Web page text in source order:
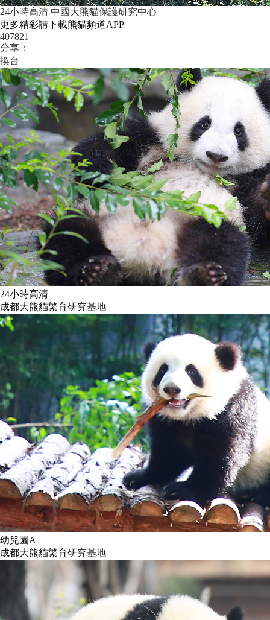
24小時高清 中國大熊貓保護研究中心
更多精彩請下載熊貓頻道APP
407821
分享：
換台
24小時高清
成都大熊貓繁育研究基地
幼兒園A
成都大熊貓繁育研究基地